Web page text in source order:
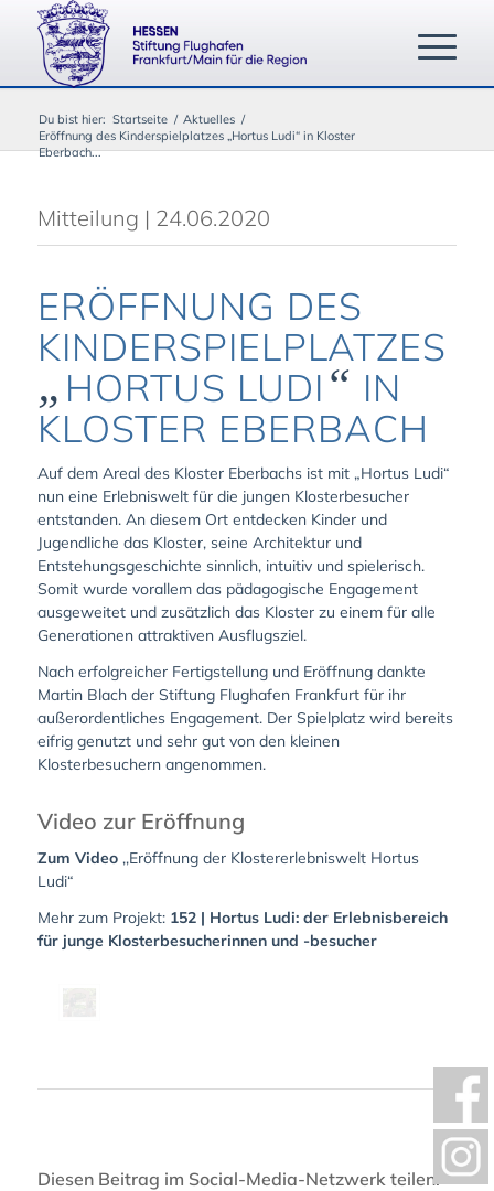
Du bist hier: Startseite / Aktuelles /
Eröffnung des Kinderspielplatzes „Hortus Ludi“ in Kloster
Eberbach...
Mitteilung | 24.06.2020
ERÖFFNUNG DES
KINDERSPIELPLATZES
„ HORTUS LUDI “ IN
KLOSTER EBERBACH
Auf dem Areal des Kloster Eberbachs ist mit „Hortus Ludi“
nun eine Erlebniswelt für die jungen Klosterbesucher
entstanden. An diesem Ort entdecken Kinder und
Jugendliche das Kloster, seine Architektur und
Entstehungsgeschichte sinnlich, intuitiv und spielerisch.
Somit wurde vorallem das pädagogische Engagement
ausgeweitet und zusätzlich das Kloster zu einem für alle
Generationen attraktiven Ausflugsziel.
Nach erfolgreicher Fertigstellung und Eröffnung dankte
Martin Blach der Stiftung Flughafen Frankfurt für ihr
außerordentliches Engagement. Der Spielplatz wird bereits
eifrig genutzt und sehr gut von den kleinen
Klosterbesuchern angenommen.
Video zur Eröffnung
Zum Video,,Eröffnung der Klostererlebniswelt Hortus
Ludi“
Mehr zum Projekt: 152 | Hortus Ludi: der Erlebnisbereich
für junge Klosterbesucherinnen und -besucher
Diesen Beitrag im Social-Media-Netzwerk teilen: